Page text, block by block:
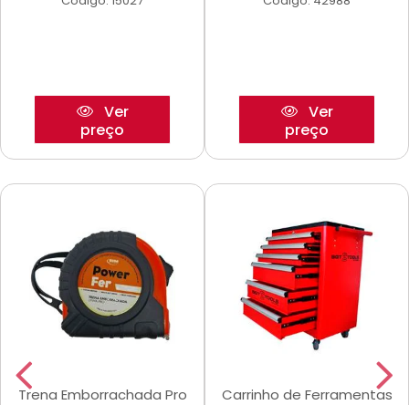
Ver
preço
Ver
preço
Trena Emborrachada Pro
Carrinho de Ferramentas